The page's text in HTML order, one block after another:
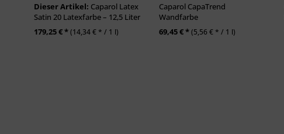
Dieser Artikel: Caparol Latex
Satin 20 Latexfarbe – 12,5 Liter
179,25 € *(14,34 € * / 1 l)
Caparol CapaTrend
Wandfarbe
69,45 € *(5,56 € * / 1 l)